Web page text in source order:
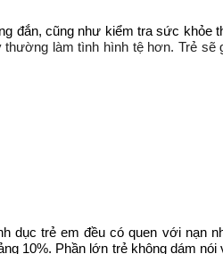
đắn, cũng như kiểm tra sức khỏe
làm tình hình tệ hơn. Trẻ
trẻ em đều có quen với nạn
10%. Phần lớn trẻ không dám